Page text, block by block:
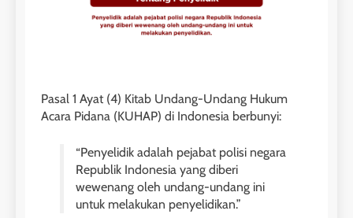
Pasal 1 Ayat (4) Kitab Undang-Undang Hukum
Acara Pidana (KUHAP) di Indonesia berbunyi:
“Penyelidik adalah pejabat polisi negara
Republik Indonesia yang diberi
wewenang oleh undang-undang ini
untuk melakukan penyelidikan.”